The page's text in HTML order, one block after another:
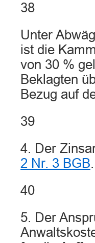
38
Unter
ist die
von 30 %
Beklagten
Bezug auf
39
4. Der
2 Nr. 3 BGB.
40
5. Der